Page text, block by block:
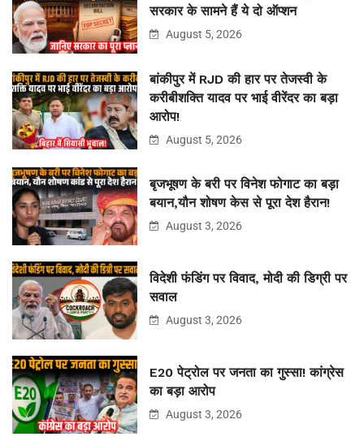
सरकार के सामने हैं ये दो ऑप्शन
August 5, 2026
बांकीपुर में RJD की हार पर तेजस्वी के
करीबीशक्ति यादव पर भाई वीरेंदर का बड़ा
आरोप!
August 5, 2026
बृजभूषण के बरी पर विनेश फोगाट का बड़ा
बयान,यौन शोषण केस से पूरा देश हैरान!
August 3, 2026
विदेशी फंडिंग पर विवाद, मोदी की डिग्री पर
सवाल
August 3, 2026
E20 पेट्रोल पर जनता का गुस्सा! कांग्रेस
का बड़ा आरोप
August 3, 2026